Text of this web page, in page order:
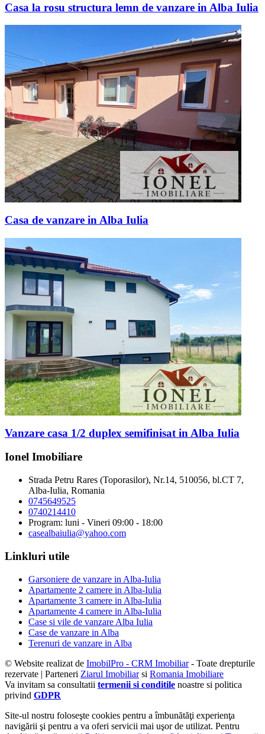
Casa la rosu structura lemn de vanzare in Alba Iulia
Casa de vanzare in Alba Iulia
Vanzare casa 1/2 duplex semifinisat in Alba Iulia
Ionel Imobiliare
Strada Petru Rares (Toporasilor), Nr.14, 510056, bl.CT 7,
Alba-Iulia, Romania
0745649525
0740214410
Program: luni - Vineri 09:00 - 18:00
casealbaiulia@yahoo.com
Linkluri utile
Garsoniere de vanzare in Alba-Iulia
Apartamente 2 camere in Alba-Iulia
Apartamente 3 camere in Alba-Iulia
Apartamente 4 camere in Alba-Iulia
Case si vile de vanzare Alba Iulia
Case de vanzare in Alba
Terenuri de vanzare in Alba
© Website realizat de ImobilPro - CRM Imobiliar- Toate drepturile
rezervate | Parteneri Ziarul Imobiliarsi Romania Imobiliare
Va invitam sa consultatii termenii si conditile noastre si politica
privind GDPR
Site-ul nostru foloseşte cookies pentru a îmbunătăţi experienţa
navigării şi pentru a va oferi servicii mai uşor de utilizat. Pentru